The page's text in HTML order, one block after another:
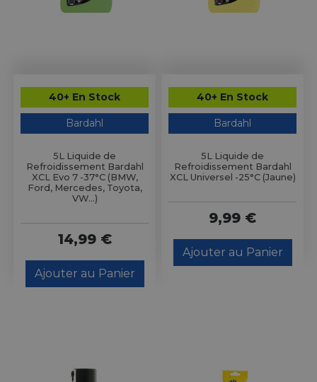
40+ En Stock
Bardahl
5L Liquide de
Refroidissement Bardahl
XCL Evo 7 -37°C (BMW,
Ford, Mercedes, Toyota,
VW...)
14,99 €
Ajouter au Panier
40+ En Stock
Bardahl
5L Liquide de
Refroidissement Bardahl
XCL Universel -25°C (Jaune)
9,99 €
Ajouter au Panier